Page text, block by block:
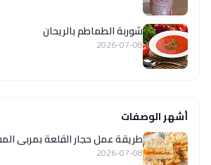
شوربة الطماطم بالريحان
2026-07-08
أشهر الوصفات
طريقة عمل حجار القلعة بمربى
2026-07-08